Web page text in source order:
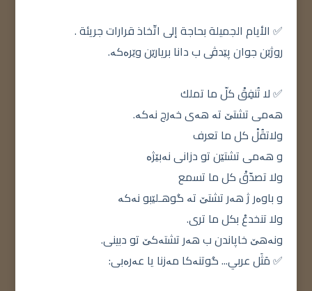
✅ الأيام الجميلة بحاجة إلى اتّخاذ قرارات جريئة .
روژێن جوان پێدڤی ب دانا بریارێن وێرەکە.
✅ لا تُنفِقْ كلّ ما تملك
هەمی تشتێ تە هەی خەرج نەکە.
ولاتقُلْ كل ما تعرف
و هەمی تشتێن تو دزانی نەبێژە
ولا تصدّقْ كل ما تسمع
و باوەر ژ هەر تشتێ تە گوهـلێبو نەکە
ولا تنخدعْ بكل ما ترى.
ونەهێ خاپاندن ب هەر تشتەکێ تو دبینی.
✅ مَثَل عربي... گوتنەکا مەزنا یا عەرەبی: